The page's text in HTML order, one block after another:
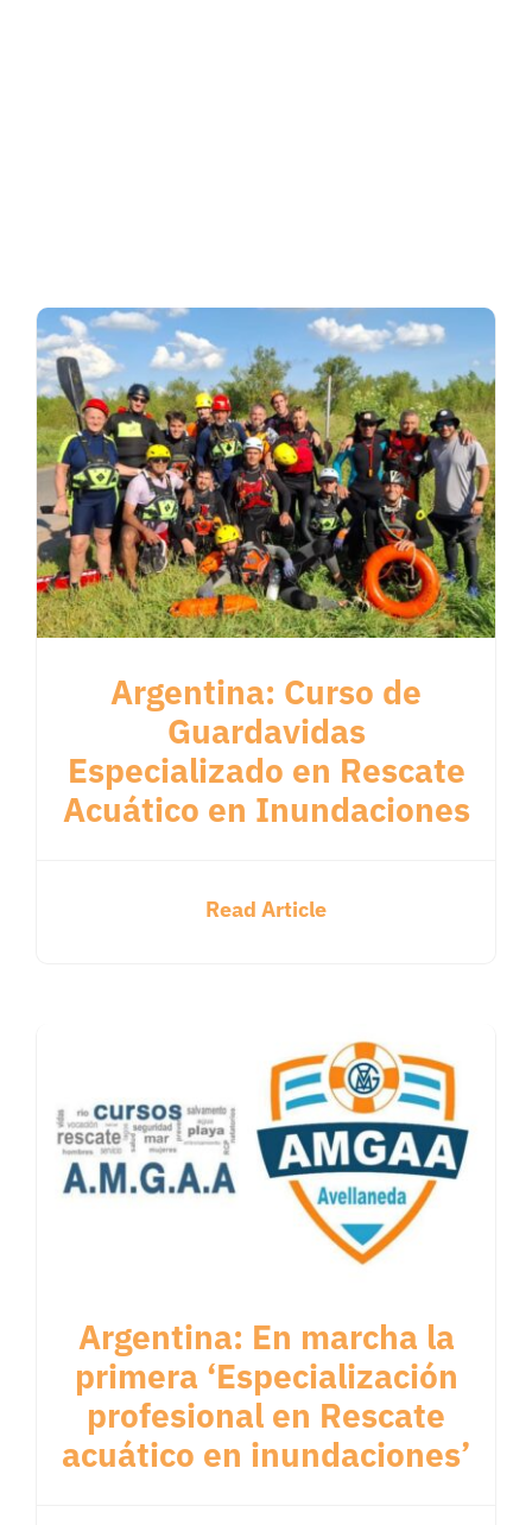
Argentina: Curso de
Guardavidas
Especializado en Rescate
Acuático en Inundaciones
Read Article
Argentina: En marcha la
primera ‘Especialización
profesional en Rescate
acuático en inundaciones’